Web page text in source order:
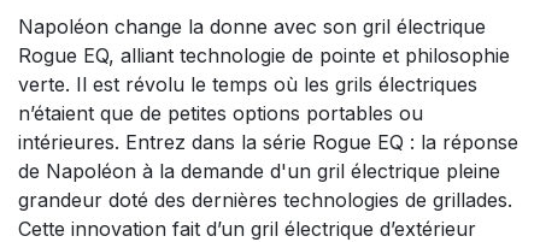
Napoléon change la donne avec son gril électrique
Rogue EQ, alliant technologie de pointe et philosophie
verte. Il est révolu le temps où les grils électriques
n’étaient que de petites options portables ou
intérieures. Entrez dans la série Rogue EQ : la réponse
de Napoléon à la demande d'un gril électrique pleine
grandeur doté des dernières technologies de grillades.
Cette innovation fait d’un gril électrique d’extérieur